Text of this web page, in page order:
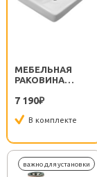
МЕБЕЛЬНАЯ
РАКОВИНА
7 190₽
В комплекте